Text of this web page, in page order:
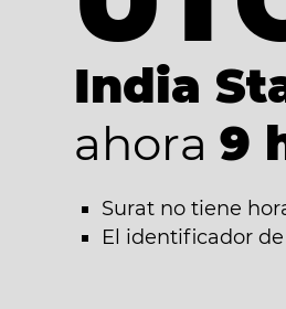
India
ahora 9
Surat no tiene
El identificador